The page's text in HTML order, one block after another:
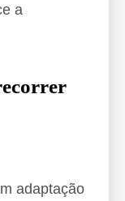
a
adaptação